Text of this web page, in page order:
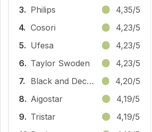
3. Philips
4,35/5
4. Cosori
4,23/5
5. Ufesa
4,23/5
6. ‎Taylor Swoden
4,23/5
7.
Black and Decker
4,20/5
8. Aigostar
4,19/5
9. Tristar
4,19/5